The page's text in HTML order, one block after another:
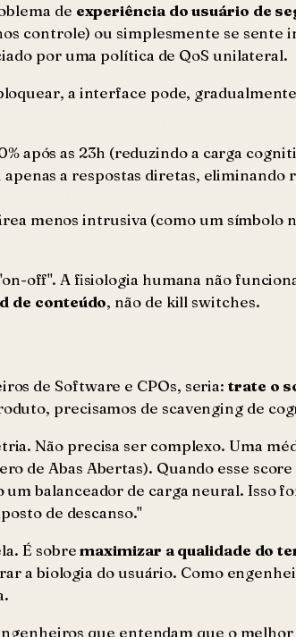
de experiência do usuário de
controle) ou simplesmente se
por uma política de QoS unilateral.
a interface pode,
após as 23h (reduzindo a carga
a respostas diretas, eliminando
menos intrusiva (como um símbolo
off". A fisiologia humana não
de conteúdo, não de kill switches.
de Software e CPOs, seria:trate o
precisamos de scavenging de
Não precisa ser complexo. Uma
de Abas Abertas). Quando esse
balanceador de carga neural. Isso
de descanso."
É sobremaximizar a qualidade do
a biologia do usuário. Como
que entendam que o melhor